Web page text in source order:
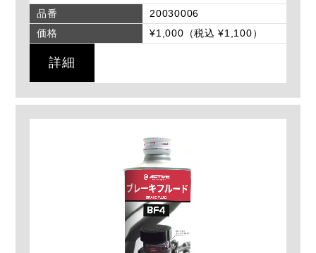
品番
20030006
価格
¥1,000（税込 ¥1,100）
詳細